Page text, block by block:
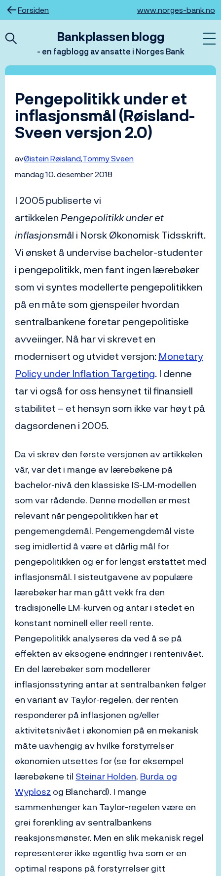
Hopp
til
Forsiden www.norges-bank.no
Bankplassen blogg
- en fagblogg av ansatte i Norges Bank
Pengepolitikk under et
inflasjonsmål (Røisland-
Sveen versjon 2.0)
avØistein Røisland Tommy Sveen
mandag 10. desember 2018
I 2005 publiserte vi
artikkelen Pengepolitikk under et
inflasjonsmål i Norsk Økonomisk Tidsskrift.
Vi ønsket å undervise bachelor-studenter
i pengepolitikk, men fant ingen lærebøker
som vi syntes modellerte pengepolitikken
på en måte som gjenspeiler hvordan
sentralbankene foretar pengepolitiske
avveiinger. Nå har vi skrevet en
modernisert og utvidet versjon:Monetary
Policy under Inflation Targeting. I denne
tar vi også for oss hensynet til finansiell
stabilitet – et hensyn som ikke var høyt på
dagsordenen i 2005.
Da vi skrev den første versjonen av artikkelen
vår, var det i mange av lærebøkene på
bachelor-nivå den klassiske IS-LM-modellen
som var rådende. Denne modellen er mest
relevant når pengepolitikken har et
pengemengdemål. Pengemengdemål viste
seg imidlertid å være et dårlig mål for
pengepolitikken og er for lengst erstattet med
inflasjonsmål. I sisteutgavene av populære
lærebøker har man gått vekk fra den
tradisjonelle LM-kurven og antar i stedet en
konstant nominell eller reell rente.
Pengepolitikk analyseres da ved å se på
effekten av eksogene endringer i rentenivået.
En del lærebøker som modellerer
inflasjonsstyring antar at sentralbanken følger
en variant av Taylor-regelen, der renten
responderer på inflasjonen og/eller
aktivitetsnivået i økonomien på en mekanisk
måte uavhengig av hvilke forstyrrelser
økonomien utsettes for (se for eksempel
lærebøkene til Steinar Holden, Burda og
Wyplosz og Blanchard). I mange
sammenhenger kan Taylor-regelen være en
grei forenkling av sentralbankens
reaksjonsmønster. Men en slik mekanisk regel
representerer ikke egentlig hva som er en
optimal respons på forstyrrelser gitt